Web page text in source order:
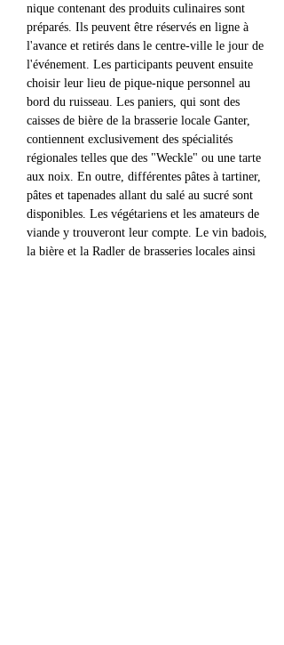
nique contenant des produits culinaires sont
préparés. Ils peuvent être réservés en ligne à
l'avance et retirés dans le centre-ville le jour de
l'événement. Les participants peuvent ensuite
choisir leur lieu de pique-nique personnel au
bord du ruisseau. Les paniers, qui sont des
caisses de bière de la brasserie locale Ganter,
contiennent exclusivement des spécialités
régionales telles que des "Weckle" ou une tarte
aux noix. En outre, différentes pâtes à tartiner,
pâtes et tapenades allant du salé au sucré sont
disponibles. Les végétariens et les amateurs de
viande y trouveront leur compte. Le vin badois,
la bière et la Radler de brasseries locales ainsi